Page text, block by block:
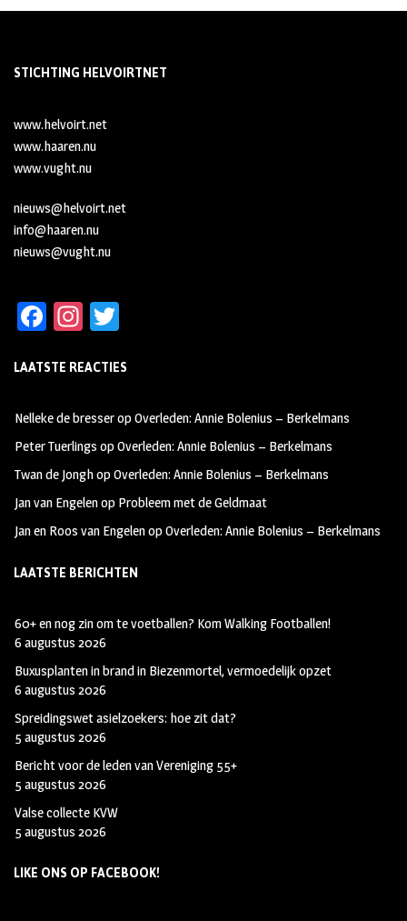
STICHTING HELVOIRTNET
www.helvoirt.net
www.haaren.nu
www.vught.nu
nieuws@helvoirt.net
info@haaren.nu
nieuws@vught.nu
Fa
b
oo
k
In
ag
m
tt
LAATSTE REACTIES
Nelleke de bresseropOverleden: Annie Bolenius – Berkelmans
Peter Tuerlings opOverleden: Annie Bolenius – Berkelmans
Twan de JonghopOverleden: Annie Bolenius – Berkelmans
Jan van Engelenop Probleem met de Geldmaat
Jan en Roos van EngelenopOverleden: Annie Bolenius – Berkelmans
LAATSTE BERICHTEN
60+ en nog zin om te voetballen? Kom Walking Footballen!
6 augustus 2026
Buxusplanten in brand in Biezenmortel, vermoedelijk opzet
6 augustus 2026
Spreidingswet asielzoekers: hoe zit dat?
5 augustus 2026
Bericht voor de leden van Vereniging 55+
5 augustus 2026
Valse collecte KVW
5 augustus 2026
LIKE ONS OP FACEBOOK!